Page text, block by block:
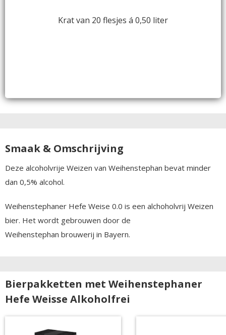
Krat van 20 flesjes á 0,50 liter
Smaak & Omschrijving
Deze alcoholvrije Weizen van Weihenstephan bevat minder
dan 0,5% alcohol.
Weihenstephaner Hefe Weise 0.0 is een alchoholvrij Weizen
bier. Het wordt gebrouwen door de
Weihenstephan brouwerij in Bayern.
Bierpakketten met Weihenstephaner
Hefe Weisse Alkoholfrei